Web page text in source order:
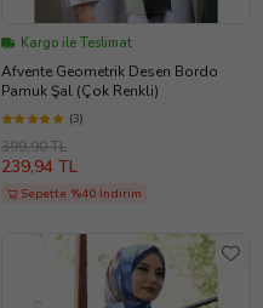
Kargo ile Teslimat
Afvente Geometrik Desen Bordo
Pamuk Şal (Çok Renkli)
(3)
399,90 TL
239,94 TL
Sepette %40 İndirim